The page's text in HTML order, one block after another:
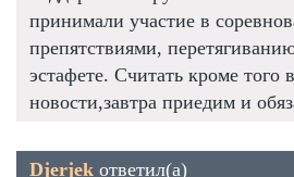
принимали участие в
препятствиями,
эстафете. Считать кроме того
новости,завтра приедим и
Djerjek ответил(а)